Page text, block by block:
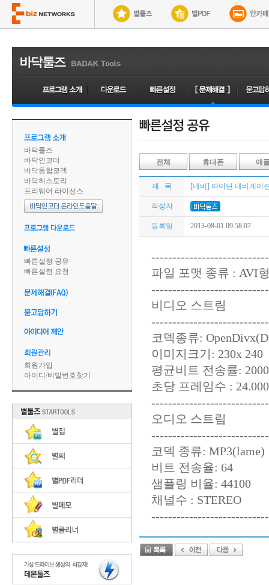
바닥툴즈
바닥인코더
바닥통합코덱
바닥히스토리
프리웨어 라이선스
빠른설정 공유
빠른설정 요청
회원가입
아이디 /비밀번호찾기
전체 휴대폰 애
제 목 [네비] 마이딘 네비게이
작성자
등록일 2013-08-01 09:58:07
파일 포맷 종류 : AVI
비디오 스트림
코덱종류:
이미지크기: 230x 240
평균비트 전송률:
초당 프레임수 :
오디오 스트림
코덱 종류: MP3(lame)
비트 전송율: 64
샘플링 비율: 44100
채널수 : STEREO